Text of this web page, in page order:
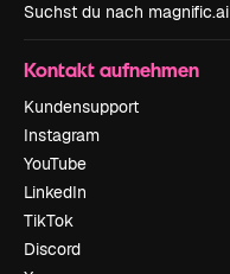
Suchst du nach magnific.ai
Kontakt aufnehmen
Kundensupport
Instagram
YouTube
LinkedIn
TikTok
Discord